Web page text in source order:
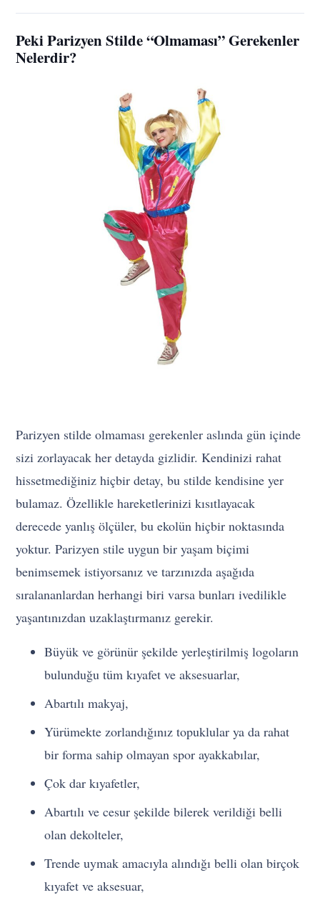
Peki Parizyen Stilde “Olmaması” Gerekenler
Nelerdir?
Parizyen stilde olmaması gerekenler aslında gün içinde
sizi zorlayacak her detayda gizlidir. Kendinizi rahat
hissetmediğiniz hiçbir detay, bu stilde kendisine yer
bulamaz. Özellikle hareketlerinizi kısıtlayacak
derecede yanlış ölçüler, bu ekolün hiçbir noktasında
yoktur. Parizyen stile uygun bir yaşam biçimi
benimsemek istiyorsanız ve tarzınızda aşağıda
sıralananlardan herhangi biri varsa bunları ivedilikle
yaşantınızdan uzaklaştırmanız gerekir.
Büyük ve görünür şekilde yerleştirilmiş logoların
bulunduğu tüm kıyafet ve aksesuarlar,
Abartılı makyaj,
Yürümekte zorlandığınız topuklular ya da rahat
bir forma sahip olmayan spor ayakkabılar,
Çok dar kıyafetler,
Abartılı ve cesur şekilde bilerek verildiği belli
olan dekolteler,
Trende uymak amacıyla alındığı belli olan birçok
kıyafet ve aksesuar,